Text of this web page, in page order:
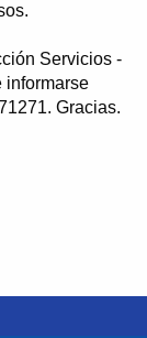
Servicios -
informarse
Gracias.